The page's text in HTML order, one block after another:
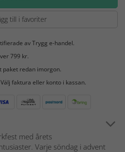
till i favoriter
av Trygg e-handel.
799 kr.
paket redan imorgon.
Välj faktura eller konto i kassan.
med årets
Varje söndag i advent